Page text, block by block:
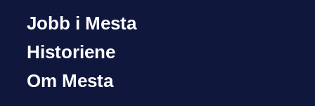
Jobb i Mesta
Historiene
Om Mesta